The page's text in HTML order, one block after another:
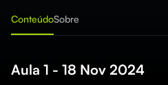
ConteúdoSobre
Aula 1 - 18 Nov 2024